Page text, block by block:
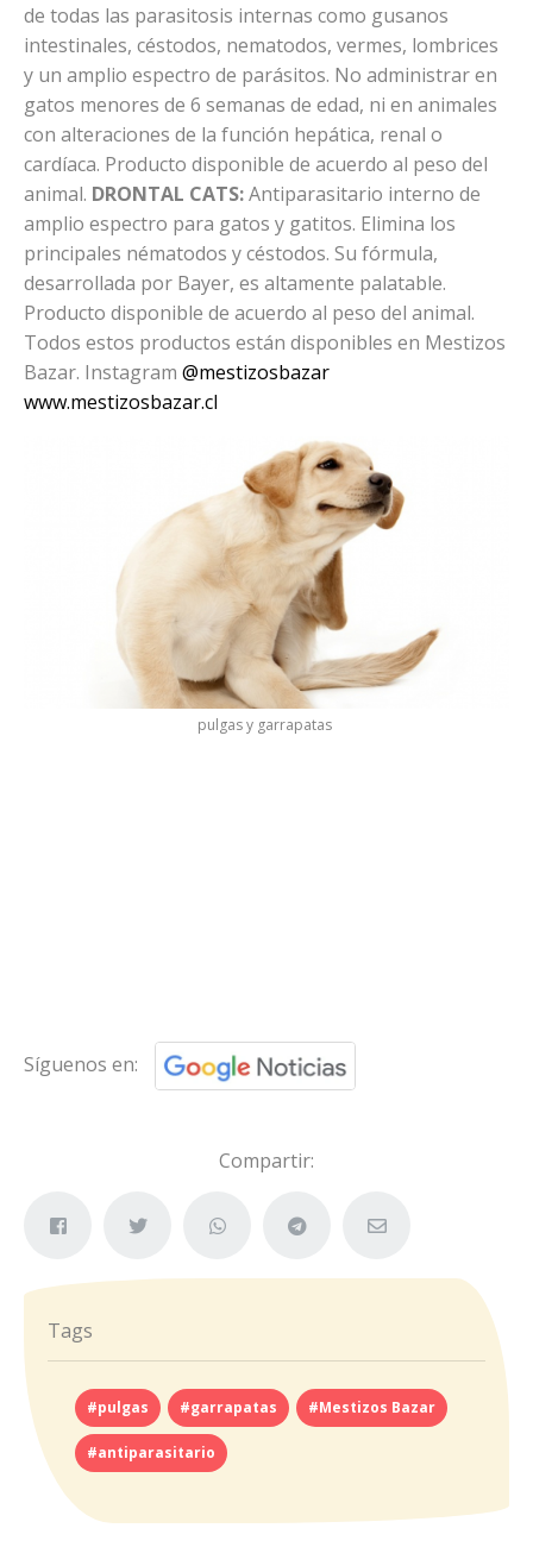
de todas las parasitosis internas como gusanos
intestinales, céstodos, nematodos, vermes, lombrices
y un amplio espectro de parásitos. No administrar en
gatos menores de 6 semanas de edad, ni en animales
con alteraciones de la función hepática, renal o
cardíaca. Producto disponible de acuerdo al peso del
animal. DRONTAL CATS:Antiparasitario interno de
amplio espectro para gatos y gatitos. Elimina los
principales nématodos y céstodos. Su fórmula,
desarrollada por Bayer, es altamente palatable.
Producto disponible de acuerdo al peso del animal.
Todos estos productos están disponibles en Mestizos
Bazar. Instagram @mestizosbazar
www.mestizosbazar.cl
pulgas y garrapatas
Síguenos en:
Compartir:
Tags
#pulgas #garrapatas #Mestizos Bazar
#antiparasitario